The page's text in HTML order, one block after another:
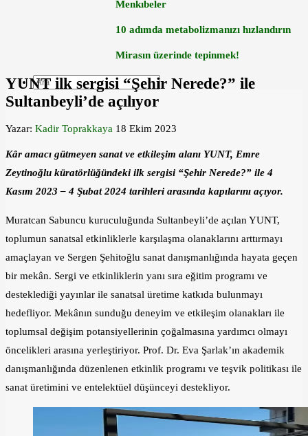
Menkıbeler
10 adımda metabolizmanızı hızlandırın
Mirasın üzerinde tepinmek!
YUNT ilk sergisi “Şehir Nerede?” ile
Sultanbeyli’de açılıyor
Yazar: Kadir Toprakkaya 18 Ekim 2023
Kâr amacı gütmeyen sanat ve etkileşim alanı YUNT, Emre
Zeytinoğlu küratörlüğündeki ilk sergisi “Şehir Nerede?” ile 4
Kasım 2023 – 4 Şubat 2024 tarihleri arasında kapılarını açıyor.
Muratcan Sabuncu kuruculuğunda Sultanbeyli’de açılan YUNT,
toplumun sanatsal etkinliklerle karşılaşma olanaklarını arttırmayı
amaçlayan ve Sergen Şehitoğlu sanat danışmanlığında hayata geçen
bir mekân. Sergi ve etkinliklerin yanı sıra eğitim programı ve
desteklediği yayınlar ile sanatsal üretime katkıda bulunmayı
hedefliyor. Mekânın sunduğu deneyim ve etkileşim olanakları ile
toplumsal değişim potansiyellerinin çoğalmasına yardımcı olmayı
öncelikleri arasına yerleştiriyor. Prof. Dr. Eva Şarlak’ın akademik
danışmanlığında düzenlenen etkinlik programı ve teşvik politikası ile
sanat üretimini ve entelektüel düşünceyi destekliyor.